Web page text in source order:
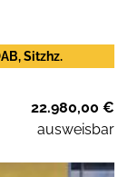
Sitzhz.
22.980,00 €
ausweisbar